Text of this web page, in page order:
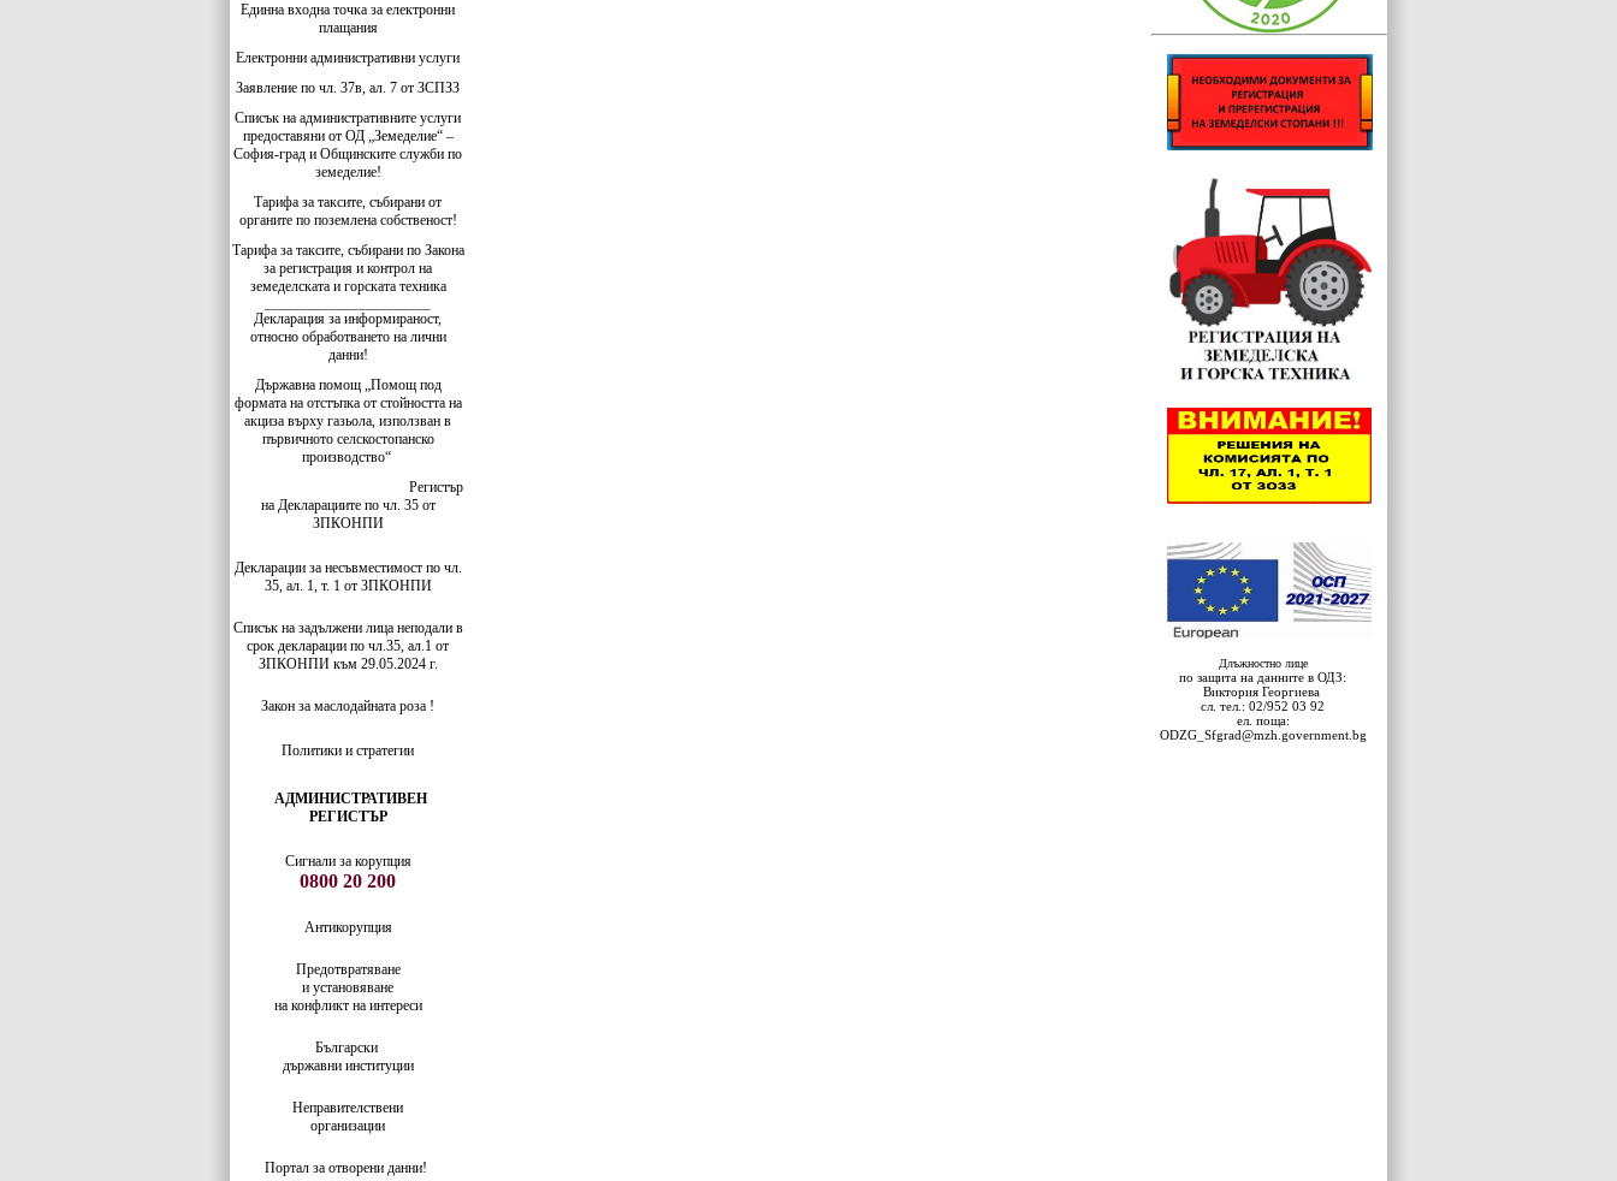
Единна входна точка за електронни
плащания
Електронни административни услуги
Заявление по чл. 37в, ал. 7 от ЗСПЗЗ
Списък на административните услуги
предоставяни от ОД „Земеделие“ –
София-град и Общинските служби по
земеделие!
Тарифа за таксите, събирани от
органите по поземлена собственост!
Тарифа за таксите, събирани по Закона
за регистрация и контрол на
земеделската и горската техника
Декларация за информираност,
относно обработването на лични
данни!
Държавна помощ „Помощ под
формата на отстъпка от стойността на
акциза върху газьола, използван в
първичното селскостопанско
производство“
Регистър
на Декларациите по чл. 35 от
ЗПКОНПИ
Декларации за несъвместимост по чл.
35, ал. 1, т. 1 от ЗПКОНПИ
Списък на задължени лица неподали в
срок декларации по чл.35, ал.1 от
ЗПКОНПИ към 29.05.2024 г.
Закон за маслодайната роза !
Политики и стратегии
АДМИНИСТРАТИВЕН
РЕГИСТЪР
Сигнали за корупция
0800 20 200
Антикорупция
Предотвратяване
и установяване
на конфликт на интереси
Български
държавни институции
Неправителствени
организации
Портал за отворени данни!
Длъжностно лице
по защита на данните в ОДЗ:
Виктория Георгиева
сл. тел.: 02/952 03 92
ел. поща:
ODZG_Sfgrad@mzh.government.bg